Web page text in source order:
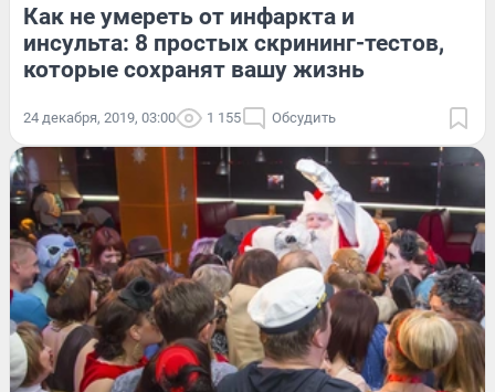
Как не умереть от инфаркта и
инсульта: 8 простых скрининг-тестов,
которые сохранят вашу жизнь
24 декабря, 2019, 03:00 1 155 Обсудить